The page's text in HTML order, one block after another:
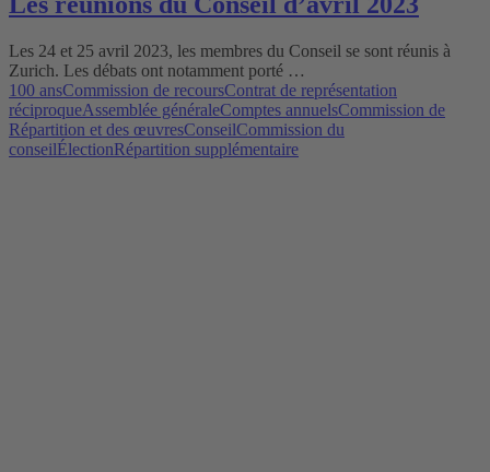
Les 24 et 25 avril 2023, les membres du Conseil se sont réunis à
Zurich. Les débats ont notamment porté …
100 ansCommission de recoursContrat de représentation
réciproqueAssemblée généraleComptes annuelsCommission de
Répartition et des œuvresConseilCommission du
conseilÉlectionRépartition supplémentaire